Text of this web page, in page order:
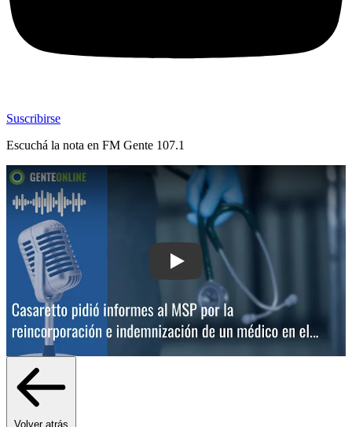
Suscribirse
Escuchá la nota en FM Gente 107.1
Play: Casaretto pidió informes al
Volver atrás